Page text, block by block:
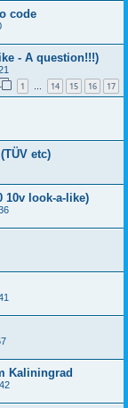
code
- A question!!!)
1 … 14 15 16 17
etc)
10v look-a-like)
Kaliningrad